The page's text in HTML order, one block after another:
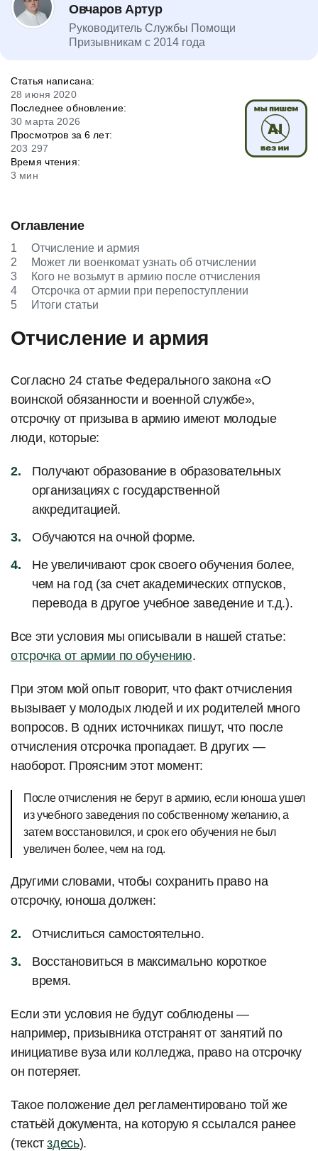
Овчаров Артур
Руководитель Службы Помощи
Призывникам с 2014 года
Статья написана:
28 июня 2020
Последнее обновление:
30 марта 2026
Просмотров за 6 лет:
203 297
Время чтения:
3 мин
Оглавление
1
Отчисление и армия
2
Может ли военкомат узнать об отчислении
3
Кого не возьмут в армию после отчисления
4
Отсрочка от армии при перепоступлении
5
Итоги статьи
Отчисление и армия
Согласно 24 статье Федерального закона «О
воинской обязанности и военной службе»,
отсрочку от призыва в армию имеют молодые
люди, которые:
Получают образование в образовательных
организациях с государственной
аккредитацией.
Обучаются на очной форме.
Не увеличивают срок своего обучения более,
чем на год (за счет академических отпусков,
перевода в другое учебное заведение и т.д.).
Все эти условия мы описывали в нашей статье:
отсрочка от армии по обучению.
При этом мой опыт говорит, что факт отчисления
вызывает у молодых людей и их родителей много
вопросов. В одних источниках пишут, что после
отчисления отсрочка пропадает. В других —
наоборот. Проясним этот момент:
После отчисления не берут в армию, если юноша ушел
из учебного заведения по собственному желанию, а
затем восстановился, и срок его обучения не был
увеличен более, чем на год.
Другими словами, чтобы сохранить право на
отсрочку, юноша должен:
Отчислиться самостоятельно.
Восстановиться в максимально короткое
время.
Если эти условия не будут соблюдены —
например, призывника отстранят от занятий по
инициативе вуза или колледжа, право на отсрочку
он потеряет.
Такое положение дел регламентировано той же
статьёй документа, на которую я ссылался ранее
(текстздесь).